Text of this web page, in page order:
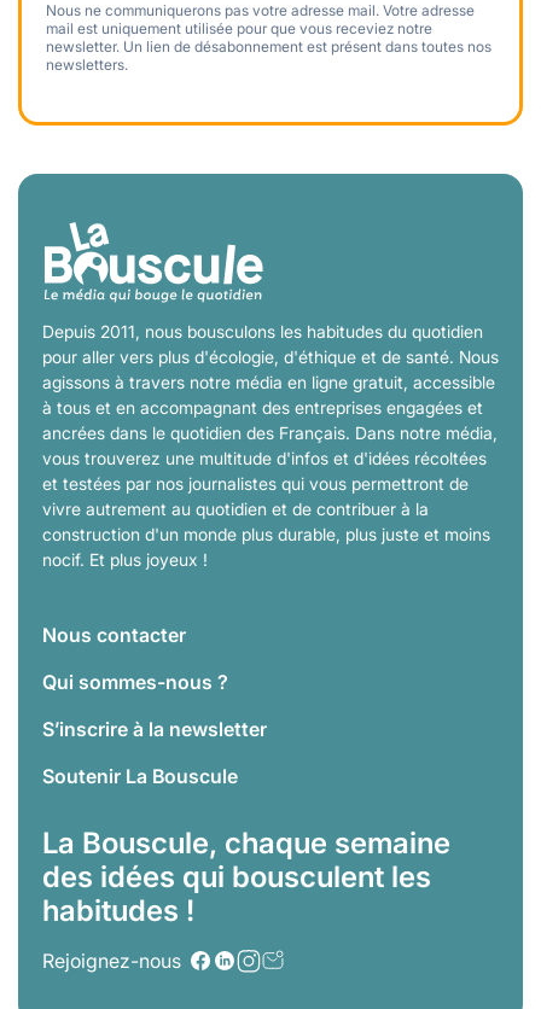
Nous ne communiquerons pas votre adresse mail. Votre adresse
mail est uniquement utilisée pour que vous receviez notre
newsletter. Un lien de désabonnement est présent dans toutes nos
newsletters.
Depuis 2011, nous bousculons les habitudes du quotidien
pour aller vers plus d'écologie, d'éthique et de santé. Nous
agissons à travers notre média en ligne gratuit, accessible
à tous et en accompagnant des entreprises engagées et
ancrées dans le quotidien des Français. Dans notre média,
vous trouverez une multitude d'infos et d'idées récoltées
et testées par nos journalistes qui vous permettront de
vivre autrement au quotidien et de contribuer à la
construction d'un monde plus durable, plus juste et moins
nocif. Et plus joyeux !
Nous contacter
Qui sommes-nous ?
S’inscrire à la newsletter
Soutenir La Bouscule
La Bouscule, chaque semaine
des idées qui bousculent les
habitudes !
Rejoignez-nous